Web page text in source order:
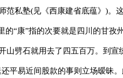
私塾(见《西康建省底蕴》)。
“康”指的次要就是四川的甘
劈石就用去了四五百万。到
易近间股款的事则立场暧昧